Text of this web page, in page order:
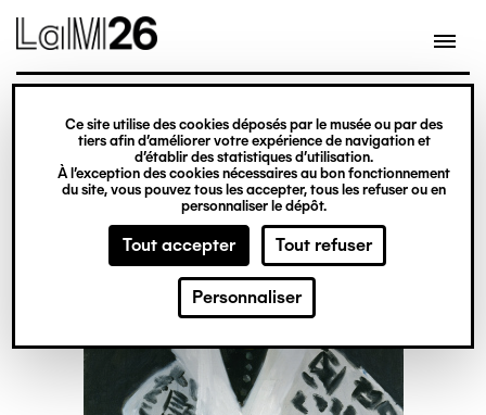
Gestion des cookies
Ce site utilise des cookies déposés par le musée ou par des
tiers afin d’améliorer votre expérience de navigation et
d’établir des statistiques d’utilisation.
À l’exception des cookies nécessaires au bon fonctionnement
du site, vous pouvez tous les accepter, tous les refuser ou en
personnaliser le dépôt.
Tout accepter Tout refuser
Personnaliser
contenu